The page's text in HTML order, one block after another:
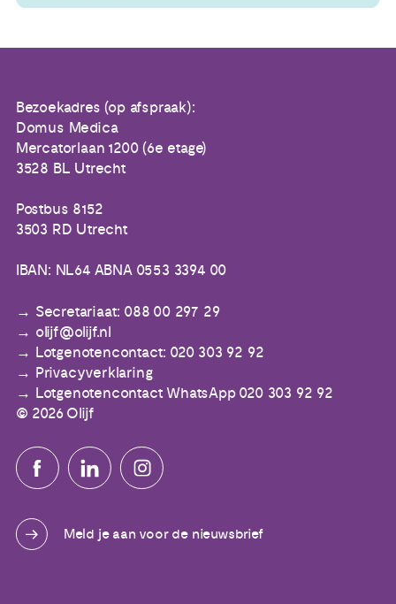
Bezoekadres (op afspraak):
Domus Medica
Mercatorlaan 1200 (6e etage)
3528 BL Utrecht
Postbus 8152
3503 RD Utrecht
IBAN: NL64 ABNA 0553 3394 00
Secretariaat: 088 00 297 29
olijf@olijf.nl
Lotgenotencontact: 020 303 92 92
Privacyverklaring
Lotgenotencontact WhatsApp 020 303 92 92
© 2026 Olijf
Meld je aan voor de nieuwsbrief